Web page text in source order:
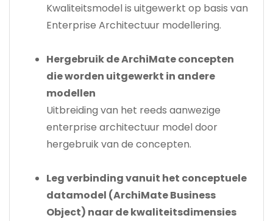
Kwaliteitsmodel is uitgewerkt op basis van
Enterprise Architectuur modellering.
Hergebruik de ArchiMate concepten
die worden uitgewerkt in andere
modellen
Uitbreiding van het reeds aanwezige
enterprise architectuur model door
hergebruik van de concepten.
Leg verbinding vanuit het conceptuele
datamodel (ArchiMate Business
Object) naar de kwaliteitsdimensies